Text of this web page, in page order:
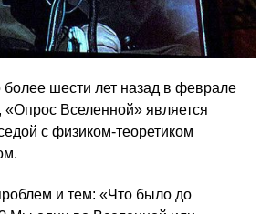
шести лет назад в феврале
«Опрос Вселенной» является
с физиком-теоретиком
и тем: «Что было до